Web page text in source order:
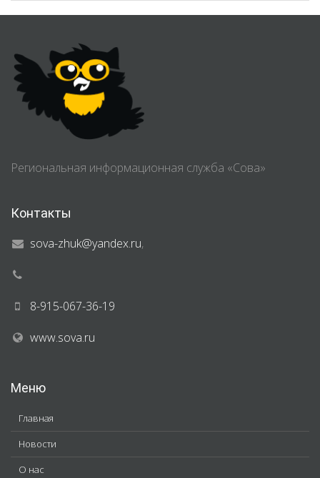
Региональная информационная служба «Сова»
Контакты
sova-zhuk@yandex.ru,
8-915-067-36-19
www.sova.ru
Меню
Главная
Новости
О нас